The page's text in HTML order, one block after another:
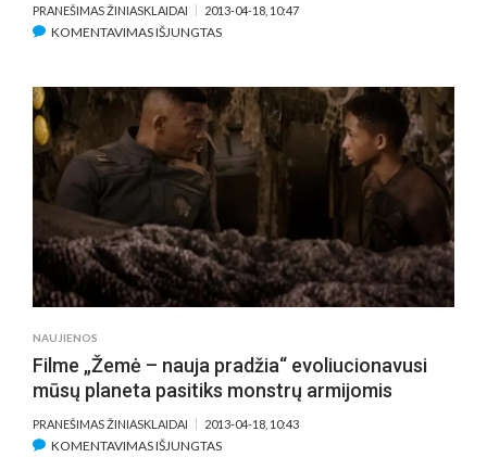
PRANEŠIMAS ŽINIASKLAIDAI 2013-04-18, 10:47
KOMENTAVIMAS IŠJUNGTASĮRAŠE
DĖL
KINO
FINANSAVIMO
MODELIO
NAUJIENOS
Filme „Žemė – nauja pradžia“ evoliucionavusi
mūsų planeta pasitiks monstrų armijomis
PRANEŠIMAS ŽINIASKLAIDAI 2013-04-18, 10:43
KOMENTAVIMAS IŠJUNGTASĮRAŠE